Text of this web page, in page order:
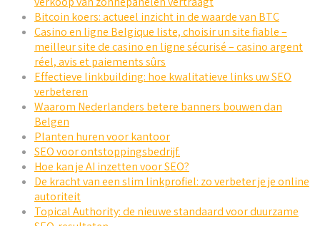
Bitcoin koers: actueel inzicht in de waarde van BTC
Casino en ligne Belgique liste, choisir un site fiable –
meilleur site de casino en ligne sécurisé – casino argent
réel, avis et paiements sûrs
Effectieve linkbuilding: hoe kwalitatieve links uw SEO
verbeteren
Waarom Nederlanders betere banners bouwen dan
Belgen
Planten huren voor kantoor
SEO voor ontstoppingsbedrijf.
Hoe kan je AI inzetten voor SEO?
De kracht van een slim linkprofiel: zo verbeter je je online
autoriteit
Topical Authority: de nieuwe standaard voor duurzame